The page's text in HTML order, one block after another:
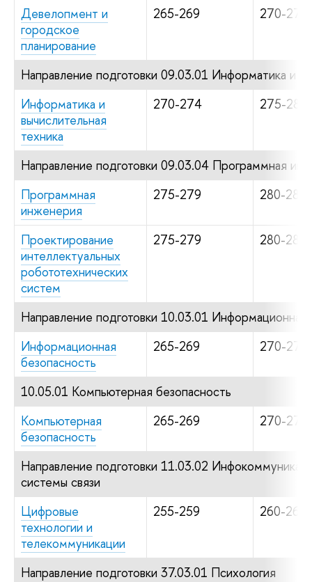
Девелопмент и
городское
планирование
265-269 270-279
Направление подготовки 09.03.01 Информатика и
Информатика и
вычислительная
техника
270-274 275-284
Направление подготовки 09.03.04 Программная
Программная
инженерия
275-279 280-284
Проектирование
интеллектуальных
робототехнических
систем
275-279 280-284
Направление подготовки 10.03.01 Информационная
Информационная
безопасность
265-269 270-279
10.05.01 Компьютерная безопасность
Компьютерная
безопасность
265-269 270-279
Направление подготовки 11.03.02
системы связи
Цифровые
технологии и
телекоммуникации
255-259 260-269
Направление подготовки 37.03.01 Психология